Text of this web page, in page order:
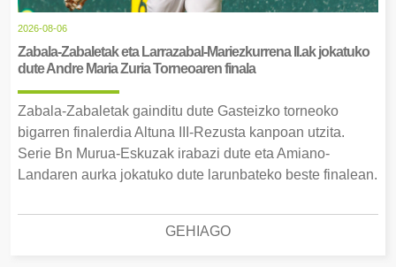
2026-08-06
Zabala-Zabaletak eta Larrazabal-Mariezkurrena II.ak jokatuko
dute Andre Maria Zuria Torneoaren finala
Zabala-Zabaletak gainditu dute Gasteizko torneoko
bigarren finalerdia Altuna III-Rezusta kanpoan utzita.
Serie Bn Murua-Eskuzak irabazi dute eta Amiano-
Landaren aurka jokatuko dute larunbateko beste finalean.
GEHIAGO